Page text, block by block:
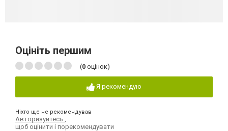
Оцініть першим
(0 оцінок)
Я рекомендую
Ніхто ще не рекомендував
Авторизуйтесь
щоб оцінити і порекомендувати